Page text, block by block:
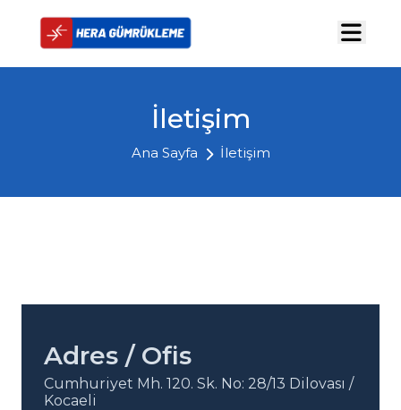
İletişim
Ana Sayfa İletişim
Adres / Ofis
Cumhuriyet Mh. 120. Sk. No: 28/13 Dilovası /
Kocaeli